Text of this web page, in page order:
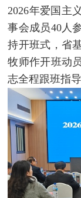
2026年爱国主
事会成员40人
持开班式，省
牧师作开班动
志全程跟班指导